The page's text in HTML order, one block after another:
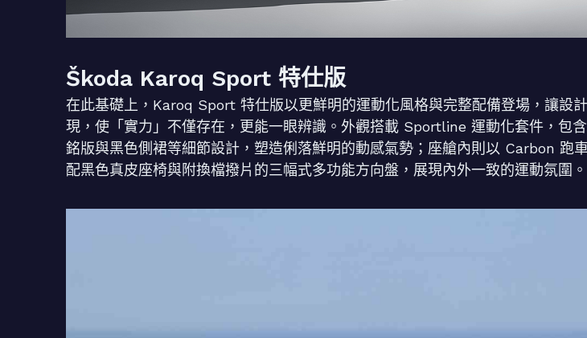
Škoda Karoq Sport 特仕版
在此基礎上，Karoq Sport 特仕版以更鮮明的運動化風格與完整配備登場，讓設
現，使「實力」不僅存在，更能一眼辨識。外觀搭載 Sportline 運動化套件，包
銘版與黑色側裙等細節設計，塑造俐落鮮明的動感氣勢；座艙內則以 Carbon 跑
配黑色真皮座椅與附換檔撥片的三幅式多功能方向盤，展現內外一致的運動氛圍。